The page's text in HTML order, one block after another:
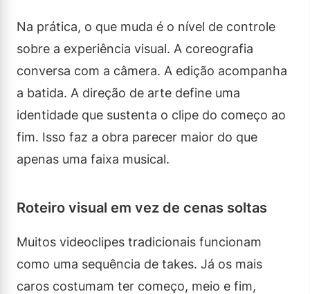
Na prática, o que muda é o nível de controle
sobre a experiência visual. A coreografia
conversa com a câmera. A edição acompanha
a batida. A direção de arte define uma
identidade que sustenta o clipe do começo ao
fim. Isso faz a obra parecer maior do que
apenas uma faixa musical.
Roteiro visual em vez de cenas soltas
Muitos videoclipes tradicionais funcionam
como uma sequência de takes. Já os mais
caros costumam ter começo, meio e fim,